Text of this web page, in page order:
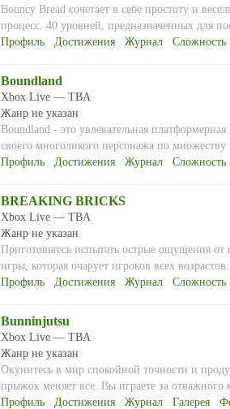
Bouncy Bread сочетает в себе простоту и
процесс. 40 уровней, предназначенных для
Профиль
Достижения Журнал Сложность
Boundland
Xbox Live — TBA
Жанр не указан
Boundland - это увлекательная
своего многоликого персонажа по
Профиль
Достижения Журнал Сложность
BREAKING BRICKS
Xbox Live — TBA
Жанр не указан
Приготовьтесь испытать острые ощущения
игры, которая очарует игроков всех
Профиль
Достижения Журнал Сложность
Bunninjutsu
Xbox Live — TBA
Жанр не указан
Окунитесь в мир спокойной точности и
прыжок меняет все. Вы играете за отважного
Профиль
Достижения Журнал Галерея